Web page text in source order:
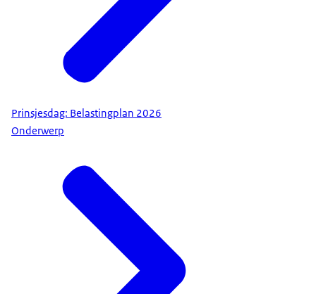
Prinsjesdag: Belastingplan 2026
Onderwerp